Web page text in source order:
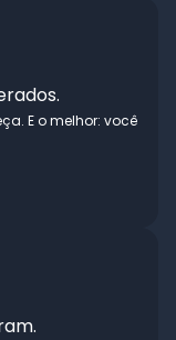
E o melhor: você